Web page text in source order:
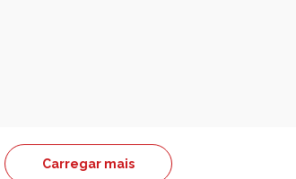
Carregar mais